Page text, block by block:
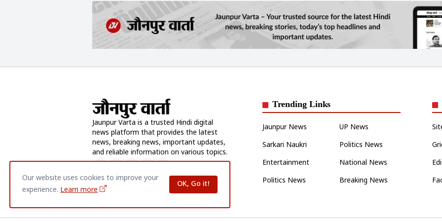
Jaunpur Varta is a trusted Hindi digital
news platform that provides the latest
news, breaking news, important updates,
and reliable information on various topics.
Trending Links
Jaunpur News
UP News
Sarkari Naukri
Politics News
Entertainment
National News
Politics News
Breaking News
Our website uses cookies to improve your
experience.Learn more
OK, Go it!